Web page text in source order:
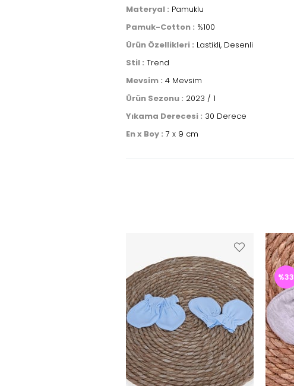
Materyal : Pamuklu
Pamuk-Cotton : %100
Ürün Özellikleri : Lastikli, Desenli
Stil : Trend
Mevsim : 4 Mevsim
Ürün Sezonu : 2023 / 1
Yıkama Derecesi : 30 Derece
En x Boy : 7 x 9 cm
%33